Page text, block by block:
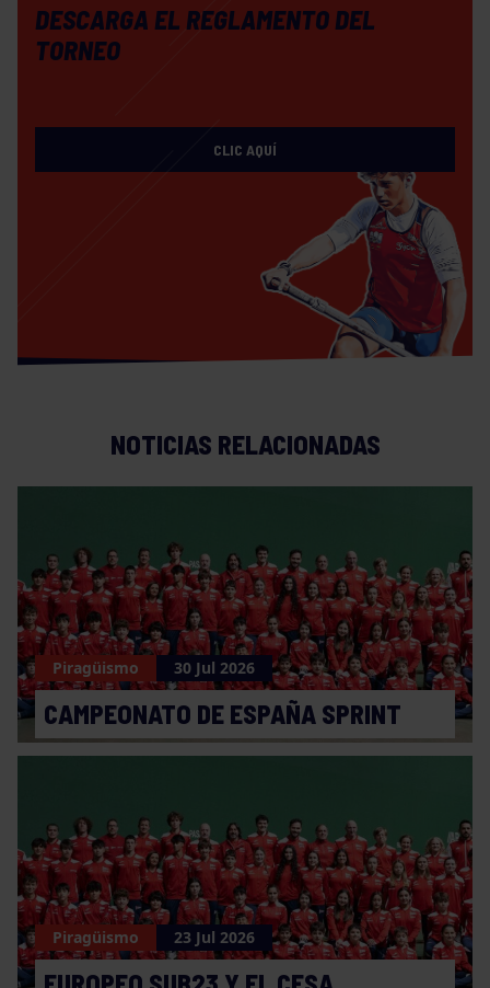
DESCARGA EL REGLAMENTO DEL
TORNEO
CLIC AQUÍ
NOTICIAS RELACIONADAS
Piragüismo 30 Jul 2026
CAMPEONATO DE ESPAÑA SPRINT
Piragüismo 23 Jul 2026